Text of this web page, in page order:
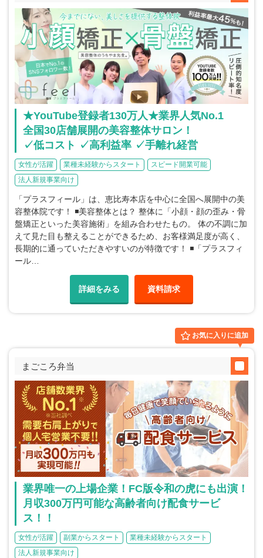
★YouTube登録者130万人★業界人気No.1
全国30店舗展開の美容整体サロン！
✓低コスト ✓高利益率 ✓手離れ経営
女性が活躍 業種未経験からスタート
スピード開業可能
法人新規事業向け
「プラスフィール」は、恵比寿本店を中心に全国へ展開中の美
容整体院です！ ◾️美容整体とは？ 整体に「小顔・顔の歪み・骨
盤矯正といった美容施術」を組み合わせたもの。 体の不調に加
えて見た目も整えることができるため、お客様満足度が高く、
長期的に通っていただきやすいのが特徴です！ ◾️「プラスフィ
ール…
詳細をみる 資料請求
お気に入りに追加
まごころ弁当
業界唯一の上場企業！FC版令和の虎にも出演！
月収300万円可能な高齢者向け配食サービ
ス！！
女性が活躍 副業からスタート
業種未経験からスタート
法人新規事業向け